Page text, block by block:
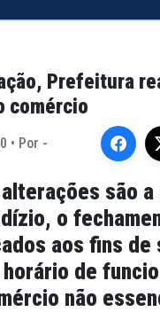
Prefeitura
comércio
• Por -
são a
o
aos fins de
de
não